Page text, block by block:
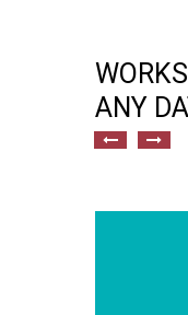
ANY